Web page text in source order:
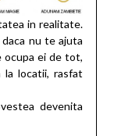
in realitate.
daca nu te ajuta
ocupa ei de tot,
la locatii, rasfat
devenita